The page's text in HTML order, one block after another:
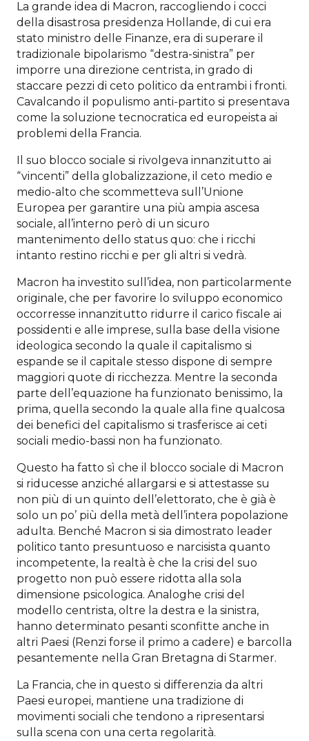
La grande idea di Macron, raccogliendo i cocci
della disastrosa presidenza Hollande, di cui era
stato ministro delle Finanze, era di superare il
tradizionale bipolarismo “destra-sinistra” per
imporre una direzione centrista, in grado di
staccare pezzi di ceto politico da entrambi i fronti.
Cavalcando il populismo anti-partito si presentava
come la soluzione tecnocratica ed europeista ai
problemi della Francia.
Il suo blocco sociale si rivolgeva innanzitutto ai
“vincenti” della globalizzazione, il ceto medio e
medio-alto che scommetteva sull’Unione
Europea per garantire una più ampia ascesa
sociale, all’interno però di un sicuro
mantenimento dello status quo: che i ricchi
intanto restino ricchi e per gli altri si vedrà.
Macron ha investito sull’idea, non particolarmente
originale, che per favorire lo sviluppo economico
occorresse innanzitutto ridurre il carico fiscale ai
possidenti e alle imprese, sulla base della visione
ideologica secondo la quale il capitalismo si
espande se il capitale stesso dispone di sempre
maggiori quote di ricchezza. Mentre la seconda
parte dell’equazione ha funzionato benissimo, la
prima, quella secondo la quale alla fine qualcosa
dei benefici del capitalismo si trasferisce ai ceti
sociali medio-bassi non ha funzionato.
Questo ha fatto sì che il blocco sociale di Macron
si riducesse anziché allargarsi e si attestasse su
non più di un quinto dell’elettorato, che è già è
solo un po’ più della metà dell’intera popolazione
adulta. Benché Macron si sia dimostrato leader
politico tanto presuntuoso e narcisista quanto
incompetente, la realtà è che la crisi del suo
progetto non può essere ridotta alla sola
dimensione psicologica. Analoghe crisi del
modello centrista, oltre la destra e la sinistra,
hanno determinato pesanti sconfitte anche in
altri Paesi (Renzi forse il primo a cadere) e barcolla
pesantemente nella Gran Bretagna di Starmer.
La Francia, che in questo si differenzia da altri
Paesi europei, mantiene una tradizione di
movimenti sociali che tendono a ripresentarsi
sulla scena con una certa regolarità.